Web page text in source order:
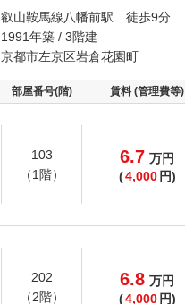
叡山鞍馬線八幡前駅 徒歩9分
1991年築 / 3階建
京都市左京区岩倉花園町
部屋番号(階) 賃料 (管理費等)
103
（1階）
6.7 万円
(4,000 円)
202
（2階）
6.8 万円
(4,000 円)